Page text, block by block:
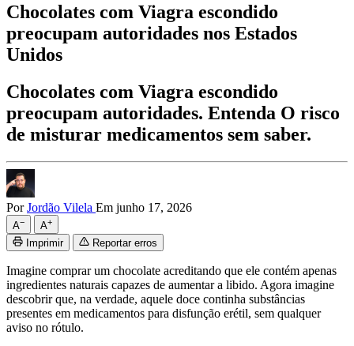
Chocolates com Viagra escondido
preocupam autoridades nos Estados
Unidos
Chocolates com Viagra escondido
preocupam autoridades. Entenda O risco
de misturar medicamentos sem saber.
PorJordão Vilela Em junho 17, 2026
A− A+
Imprimir Reportar erros
Imagine comprar um chocolate acreditando que ele contém apenas
ingredientes naturais capazes de aumentar a libido. Agora imagine
descobrir que, na verdade, aquele doce continha substâncias
presentes em medicamentos para disfunção erétil, sem qualquer
aviso no rótulo.